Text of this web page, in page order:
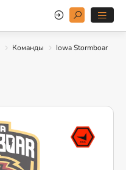
Команды
Iowa Stormboar